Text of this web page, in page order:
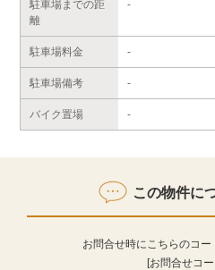
駐車場までの距
離
-
駐車場料金 -
駐車場備考 -
バイク置場 -
この物件に
お問合せ時にこちらのコー
[お問合せコ